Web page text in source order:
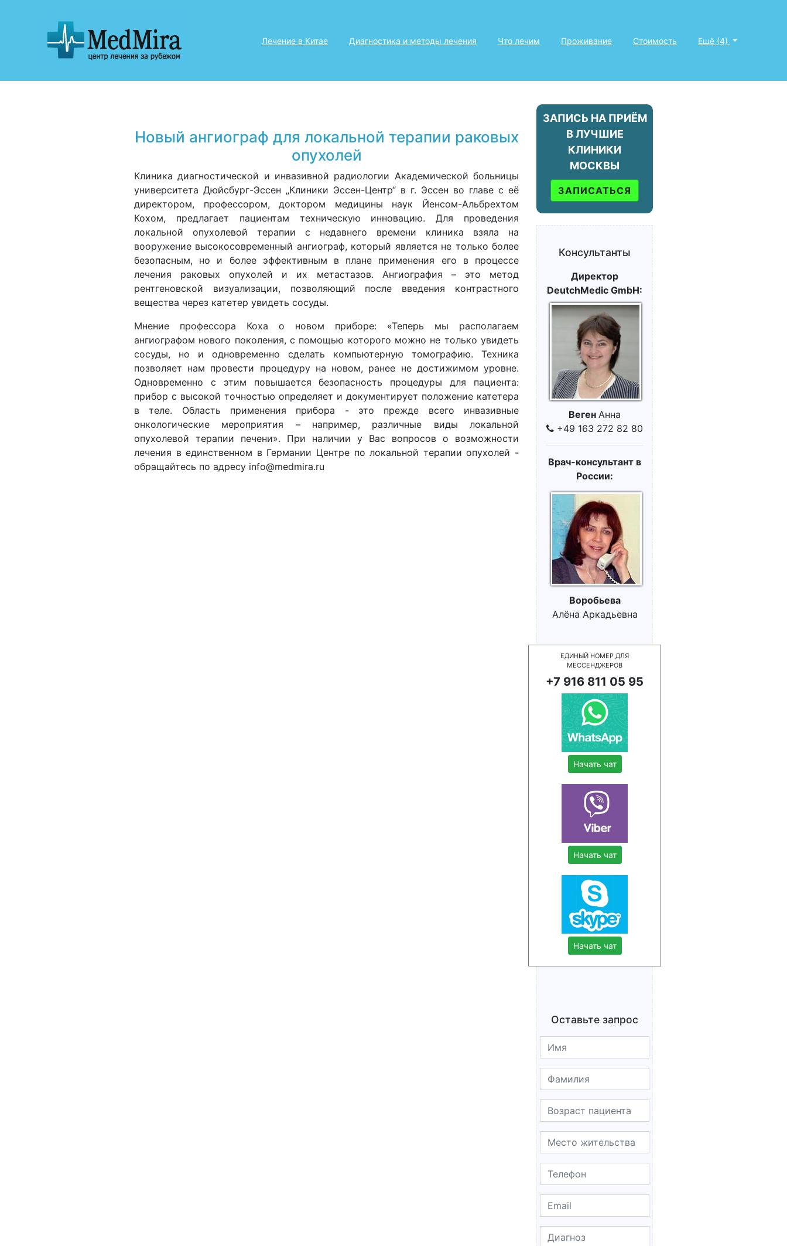
Лечение в Китае Диагностика и методы лечения Что лечим Проживание Стоимость Ещё (4)
Новый ангиограф для локальной терапии раковых
опухолей
Клиника диагностической и инвазивной радиологии Академической больницы
университета Дюйсбург-Эссен „Клиники Эссен-Центр“ в г. Эссен во главе с её
директором, профессором, доктором медицины наук Йенсом-Альбрехтом
Кохом, предлагает пациентам техническую инновацию. Для проведения
локальной опухолевой терапии с недавнего времени клиника взяла на
вооружение высокосовременный ангиограф, который является не только более
безопасным, но и более эффективным в плане применения его в процессе
лечения раковых опухолей и их метастазов. Ангиография – это метод
рентгеновской визуализации, позволяющий после введения контрастного
вещества через катетер увидеть сосуды.
Мнение профессора Коха о новом приборе: «Теперь мы располагаем
ангиографом нового поколения, с помощью которого можно не только увидеть
сосуды, но и одновременно сделать компьютерную томографию. Техника
позволяет нам провести процедуру на новом, ранее не достижимом уровне.
Одновременно с этим повышается безопасность процедуры для пациента:
прибор с высокой точностью определяет и документирует положение катетера
в теле. Область применения прибора - это прежде всего инвазивные
онкологические мероприятия – например, различные виды локальной
опухолевой терапии печени». При наличии у Вас вопросов о возможности
лечения в единственном в Германии Центре по локальной терапии опухолей -
обращайтесь по адресу info@medmira.ru
ЗАПИСЬ НА ПРИЁМ
В ЛУЧШИЕ
КЛИНИКИ
МОСКВЫ
ЗАПИСАТЬСЯ
Консультанты
Директор
DeutchMedic GmbH:
Веген Анна
+49 163 272 82 80
Врач-консультант в
России:
Воробьева
Алёна Аркадьевна
ЕДИНЫЙ НОМЕР ДЛЯ
МЕССЕНДЖЕРОВ
+7 916 811 05 95
Начать чат
Начать чат
Начать чат
Оставьте запрос